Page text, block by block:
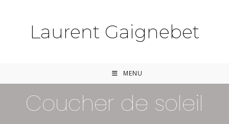
Laurent Gaignebet
MENU
Coucher de soleil